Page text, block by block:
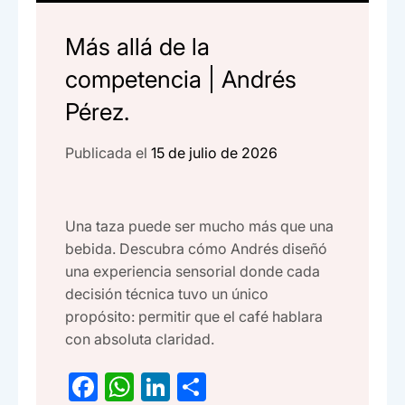
Más allá de la
competencia | Andrés
Pérez.
Publicada el 15 de julio de 2026
Una taza puede ser mucho más que una
bebida. Descubra cómo Andrés diseñó
una experiencia sensorial donde cada
decisión técnica tuvo un único
propósito: permitir que el café hablara
con absoluta claridad.
F
W Li